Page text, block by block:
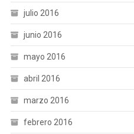
julio 2016
junio 2016
mayo 2016
abril 2016
marzo 2016
febrero 2016